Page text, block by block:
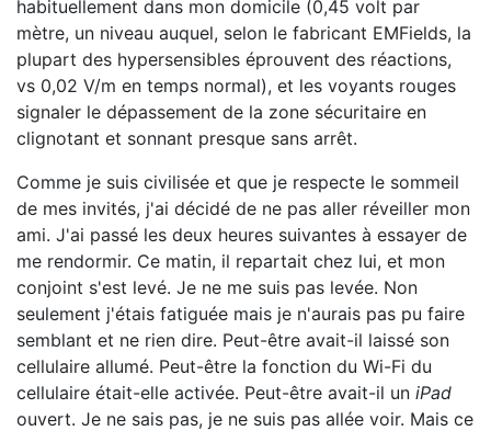
habituellement dans mon domicile (0,45 volt par
mètre, un niveau auquel, selon le fabricant EMFields, la
plupart des hypersensibles éprouvent des réactions,
vs 0,02 V/m en temps normal), et les voyants rouges
signaler le dépassement de la zone sécuritaire en
clignotant et sonnant presque sans arrêt.
Comme je suis civilisée et que je respecte le sommeil
de mes invités, j'ai décidé de ne pas aller réveiller mon
ami. J'ai passé les deux heures suivantes à essayer de
me rendormir. Ce matin, il repartait chez lui, et mon
conjoint s'est levé. Je ne me suis pas levée. Non
seulement j'étais fatiguée mais je n'aurais pas pu faire
semblant et ne rien dire. Peut-être avait-il laissé son
cellulaire allumé. Peut-être la fonction du Wi-Fi du
cellulaire était-elle activée. Peut-être avait-il un iPad
ouvert. Je ne sais pas, je ne suis pas allée voir. Mais ce